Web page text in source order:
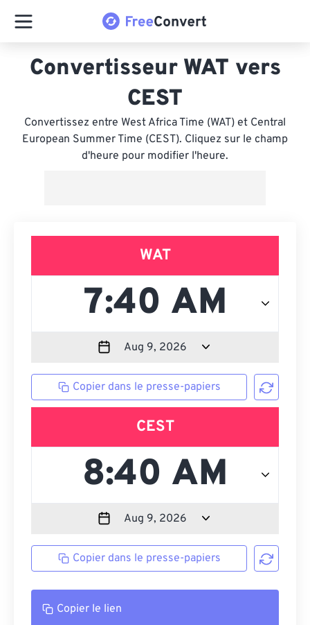
Convertisseur WAT vers
CEST
Convertissez entre West Africa Time (WAT) et Central
European Summer Time (CEST). Cliquez sur le champ
d'heure pour modifier l'heure.
WAT
Copier dans le presse-papiers
CEST
Copier dans le presse-papiers
Copier le lien